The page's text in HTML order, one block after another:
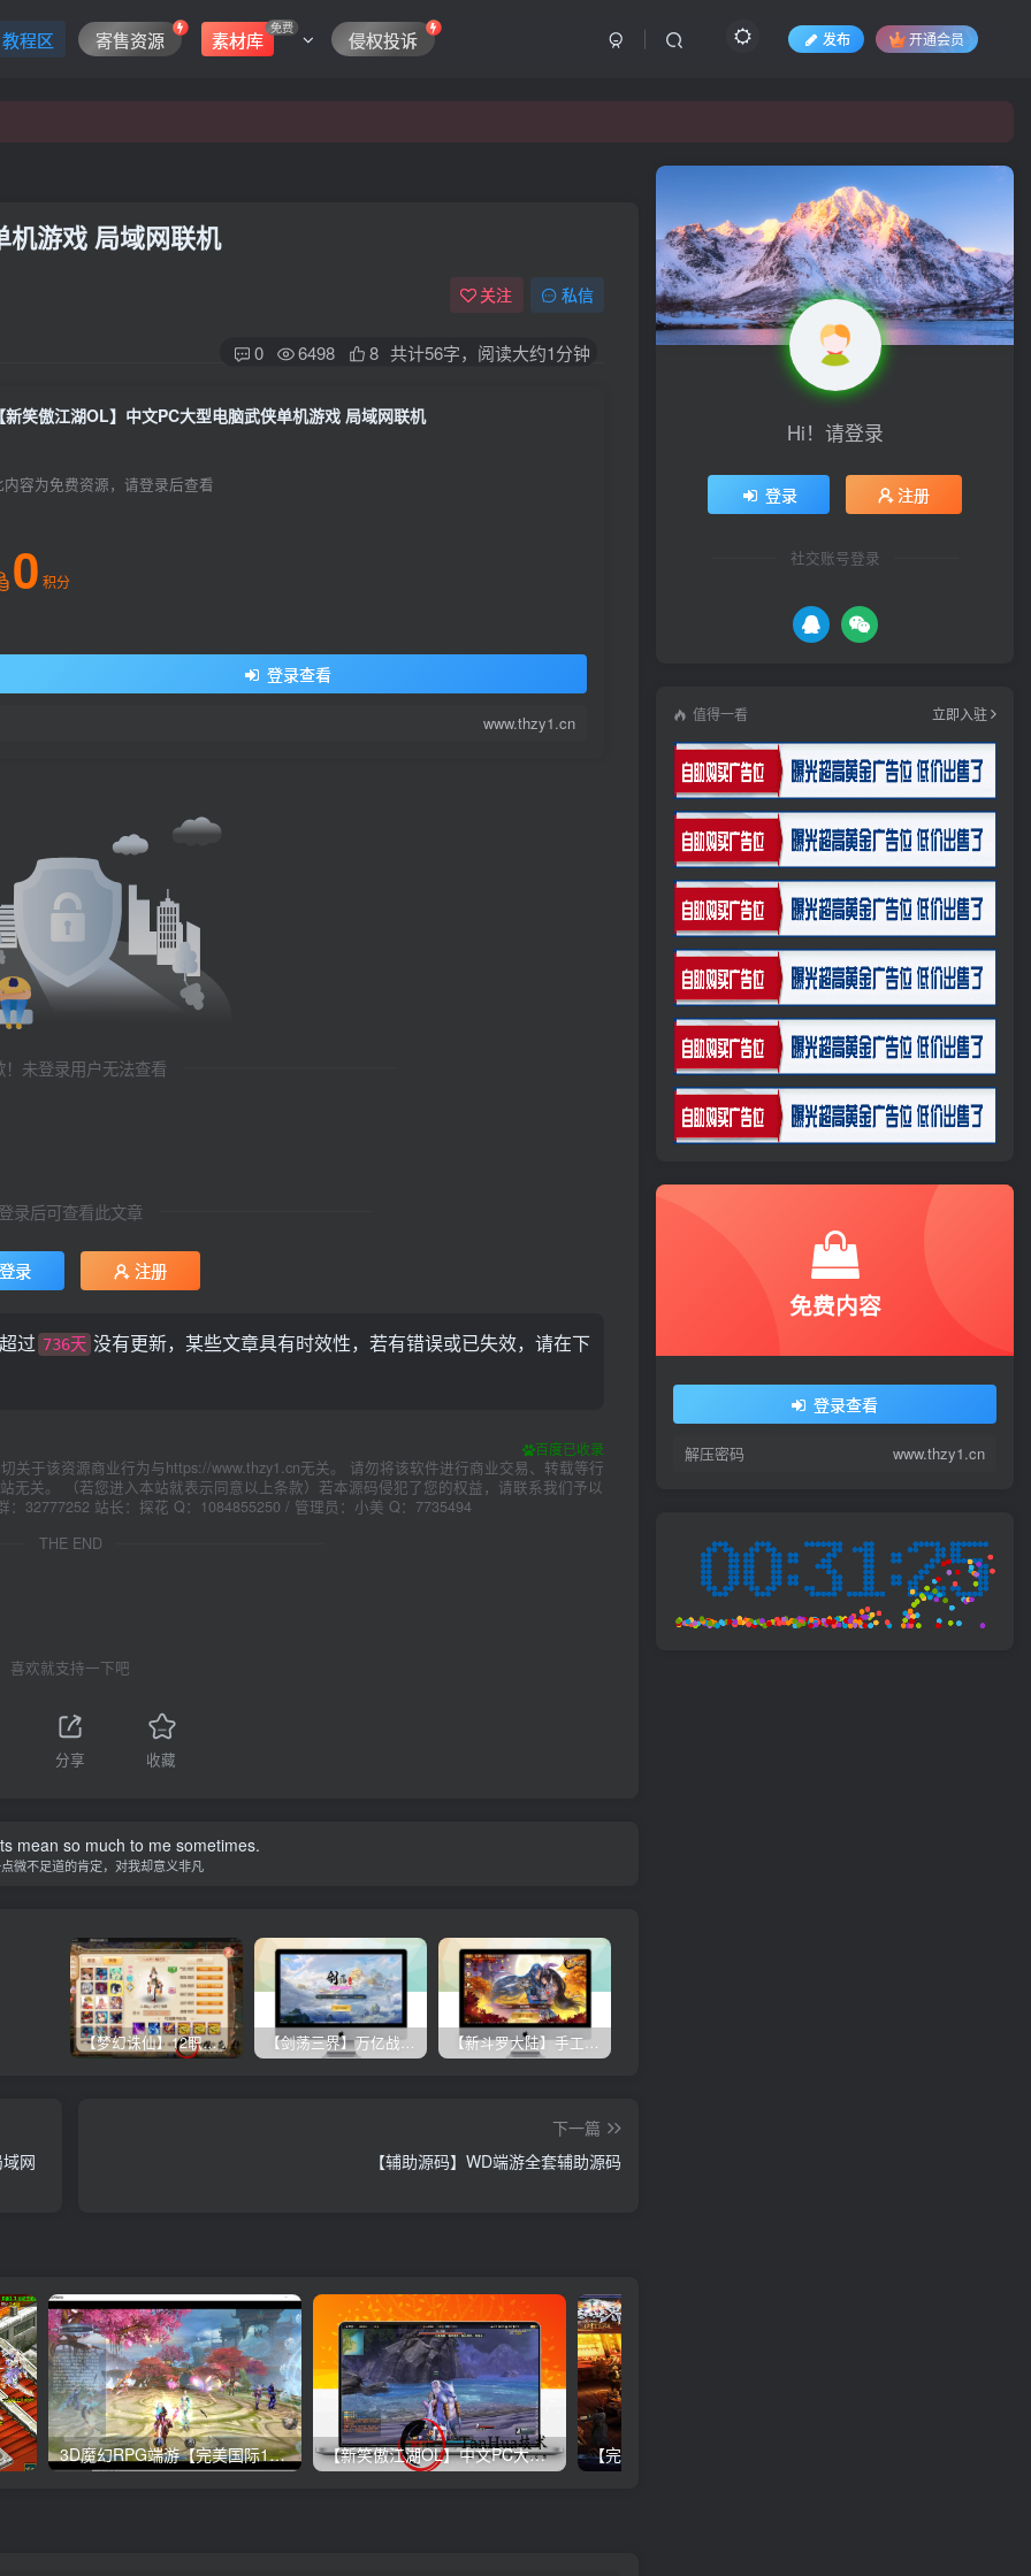
教程区 寄售资源 素材库
免费
侵权投诉 发布 开通会员
游戏 局域网联机
关注 私信
0 6498 8 共计56字，阅读大约1分钟
新笑傲江湖OL】中文PC大型电脑武侠单机游戏 局域网联机
内容为免费资源，请登录后查看
0 积分
登录查看
www.thzy1.cn
！未登录用户无法查看
录后可查看此文章
登录 注册
过 736天 没有更新，某些文章具有时效性，若有错误或已失效，请在下
百度已收录
于该资源商业行为与https://www.thzy1.cn无关。 请勿将该软件进行商业交易、转载等行
关。 （若您进入本站就表示同意以上条款）若本源码侵犯了您的权益，请联系我们予以
32777252 站长：探花 Q：1084855250 / 管理员：小美 Q：7735494
THE END
喜欢就支持一下吧
分享 收藏
mean so much to me sometimes.
微不足道的肯定，对我却意义非凡
【梦幻诛仙】12职业魔改电玩版+双端+后台+视频教程 【剑荡三界】万亿战力 win一键端+双端带教程+运营后台+授权GM后台+完美开服商业端 【新斗罗大陆】手工端+双端+视频教程+运营后台+授权多功能后台
网
下一篇
【辅助源码】WD端游全套辅助源码
道端游ETC+攻略 3D魔幻RPG端游【完美国际155仙魔双修】视频教程+PC客户端+管理后台+网页注册+GM工具+Linux手工服务端+详细搭建教程 【新笑傲江湖OL】中文PC大型电脑武侠单机游戏 局域网联机
免费内容
登录查看
Hi！请登录
登录 注册
社交账号登录
值得一看 立即入驻
免费内容
登录查看
解压密码 www.thzy1.cn